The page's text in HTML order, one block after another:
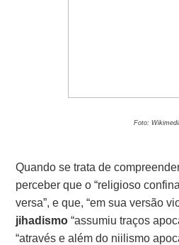
Foto:
Quando se trata de
perceber que o “religioso
versa”, e que, “em sua versão
jihadismo “assumiu traços
“através e além do niilismo